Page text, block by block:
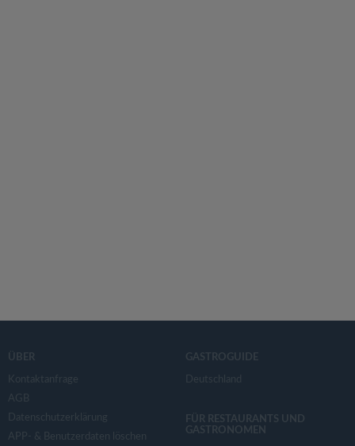
ÜBER
Kontaktanfrage
AGB
Datenschutzerklärung
APP- & Benutzerdaten löschen
GASTROGUIDE
Deutschland
FÜR RESTAURANTS UND
GASTRONOMEN